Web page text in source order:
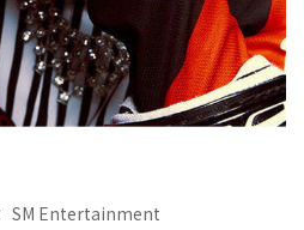
SM Entertainment